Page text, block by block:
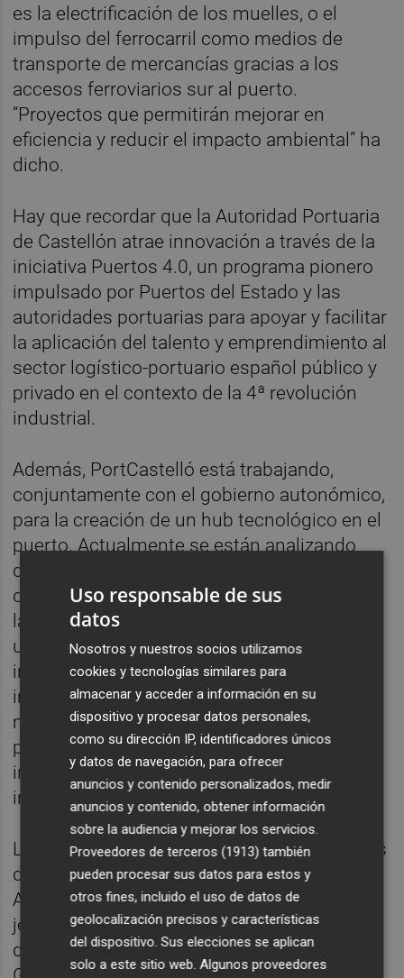
es la electrificación de los muelles, o el
impulso del ferrocarril como medios de
transporte de mercancías gracias a los
accesos ferroviarios sur al puerto.
“Proyectos que permitirán mejorar en
eficiencia y reducir el impacto ambiental” ha
dicho.
Hay que recordar que la Autoridad Portuaria
de Castellón atrae innovación a través de la
iniciativa Puertos 4.0, un programa pionero
impulsado por Puertos del Estado y las
autoridades portuarias para apoyar y facilitar
la aplicación del talento y emprendimiento al
sector logístico-portuario español público y
privado en el contexto de la 4ª revolución
industrial.
Además, PortCastelló está trabajando,
conjuntamente con el gobierno autonómico,
para la creación de un hub tecnológico en el
puerto. Actualmente se están analizando
diferentes espacios portuarios en los que
desarrollar ese proyecto, que tiene como fin
la instalación de empresas y negocios con
un marcado carácter tecnológico e
innovador digitales. También se ha
impulsado la Cátedra Smart Ports, de la
mano de la Universitat Jaume I, para
promover la investigación, la formación y la
innovación en el área de puertos
inteligentes.
Las jornadas han contado con las ponencias
de la jefa de Departamento de Crecimiento
Azul de PortCastelló, María José Rubio; el
jefe de Innovación Bernat Ibáñez; el director
del Centro Integrado de Emergencias, Javier
Uso responsable de sus
datos
Nosotros y nuestros socios utilizamos
cookies y tecnologías similares para
almacenar y acceder a información en su
dispositivo y procesar datos personales,
como su dirección IP, identificadores únicos
y datos de navegación, para ofrecer
anuncios y contenido personalizados, medir
anuncios y contenido, obtener información
sobre la audiencia y mejorar los servicios.
Proveedores de terceros (1913) también
pueden procesar sus datos para estos y
otros fines, incluido el uso de datos de
geolocalización precisos y características
del dispositivo. Sus elecciones se aplican
solo a este sitio web. Algunos proveedores